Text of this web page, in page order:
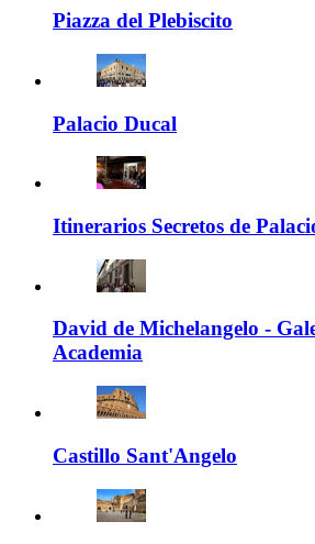
Piazza del Plebiscito
Palacio Ducal
Itinerarios Secretos de
David de Michelangelo -
Academia
Castillo Sant'Angelo